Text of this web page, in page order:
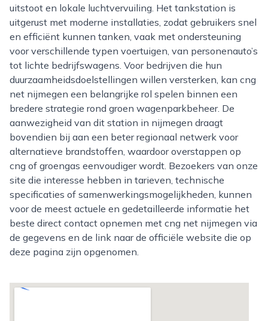
uitstoot en lokale luchtvervuiling. Het tankstation is
uitgerust met moderne installaties, zodat gebruikers snel
en efficiënt kunnen tanken, vaak met ondersteuning
voor verschillende typen voertuigen, van personenauto’s
tot lichte bedrijfswagens. Voor bedrijven die hun
duurzaamheidsdoelstellingen willen versterken, kan cng
net nijmegen een belangrijke rol spelen binnen een
bredere strategie rond groen wagenparkbeheer. De
aanwezigheid van dit station in nijmegen draagt
bovendien bij aan een beter regionaal netwerk voor
alternatieve brandstoffen, waardoor overstappen op
cng of groengas eenvoudiger wordt. Bezoekers van onze
site die interesse hebben in tarieven, technische
specificaties of samenwerkingsmogelijkheden, kunnen
voor de meest actuele en gedetailleerde informatie het
beste direct contact opnemen met cng net nijmegen via
de gegevens en de link naar de officiële website die op
deze pagina zijn opgenomen.